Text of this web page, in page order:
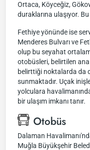
Ortaca, Köyceğiz,
duraklarına ulaşıyor.
Fethiye yönünde ise
Menderes Bulvarı ve
olup bu seyahat
otobüsleri, belirtilen ana
belirttiği noktalarda da
sunmaktadır. Uçak
yolculara
bir ulaşım imkanı tanır.
Otobüs
Dalaman
Muğla Büyükşehir